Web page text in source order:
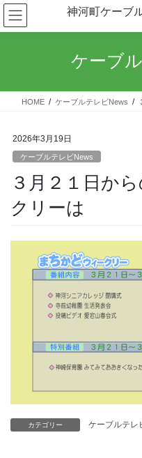
コ
ン
テ
ス
ナ
ビ
ゲ
ン
神河町ケーブ
ケーブ
HOME ケーブルテレビNews
2026年3月19日
ケーブルテレビNews
３月２１日か
クリーは
カテゴリー ケーブルテレ